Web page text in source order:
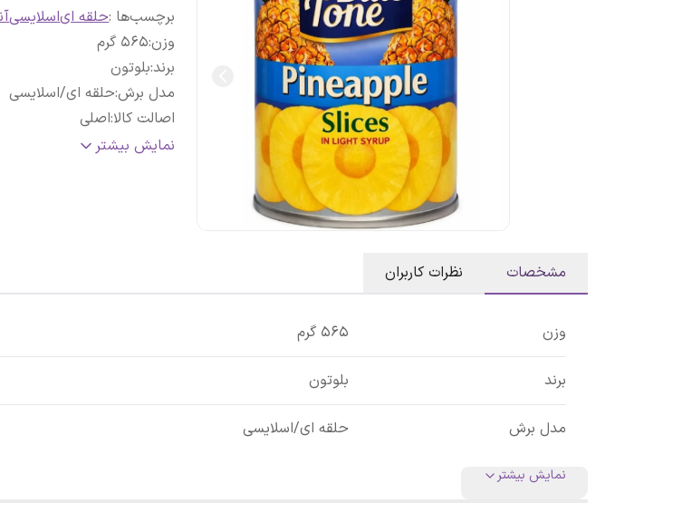
برچسب‌ها :حلقه ایاسلایسی
وزن:565 گرم
برند:بلوتون
مدل برش:حلقه ای/اسلایسی
اصالت کالا:اصلی
کشور مبدا:تایلندنمایش بیشتر
مشخصات نظرات کاربران
وزن 565 گرم
برند بلوتون
مدل برش حلقه ای/اسلایسی
نمایش بیشتر